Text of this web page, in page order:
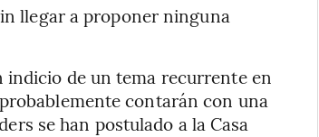
llegar a proponer ninguna
indicio de un tema recurrente en
contarán con una
se han postulado a la Casa